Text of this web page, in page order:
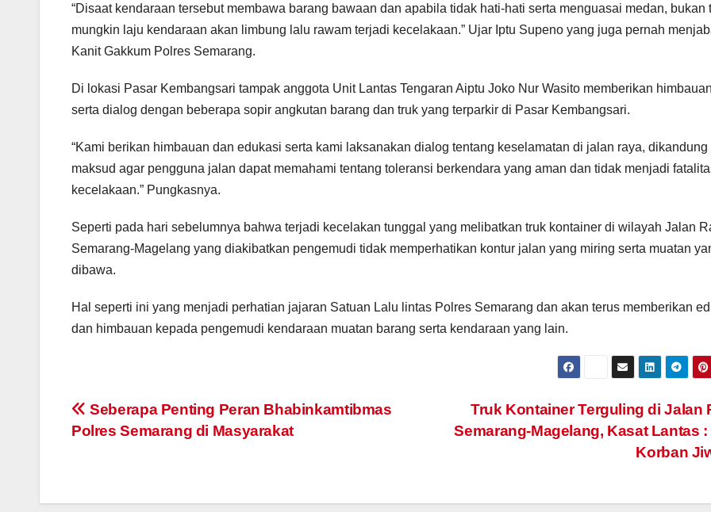
“Disaat kendaraan tersebut membawa barang bawaan dan apabila tidak hati-hati serta menguasai medan, bukan
mungkin laju kendaraan akan limbung lalu rawam terjadi kecelakaan.” Ujar Iptu Supeno yang juga pernah
Kanit Gakkum Polres Semarang.
Di lokasi Pasar Kembangsari tampak anggota Unit Lantas Tengaran Aiptu Joko Nur Wasito memberikan
serta dialog dengan beberapa sopir angkutan barang dan truk yang terparkir di Pasar Kembangsari.
“Kami berikan himbauan dan edukasi serta kami laksanakan dialog tentang keselamatan di jalan raya, dikandung
maksud agar pengguna jalan dapat memahami tentang toleransi berkendara yang aman dan tidak menjadi
kecelakaan.” Pungkasnya.
Seperti pada hari sebelumnya bahwa terjadi kecelakan tunggal yang melibatkan truk kontainer di wilayah Jalan
Semarang-Magelang yang diakibatkan pengemudi tidak memperhatikan kontur jalan yang miring serta muatan
dibawa.
Hal seperti ini yang menjadi perhatian jajaran Satuan Lalu lintas Polres Semarang dan akan terus memberikan
dan himbauan kepada pengemudi kendaraan muatan barang serta kendaraan yang lain.
Post
navigation
Truk Kontainer Terguling di Jalan
Semarang-Magelang, Kasat Lantas
Korban
Seberapa Penting Peran Bhabinkamtibmas
Polres Semarang di Masyarakat